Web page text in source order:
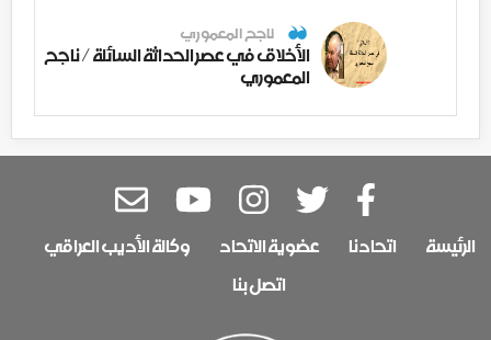
ناجح المعموري
الأخلاق في عصر الحداثة السائلة / ناجح
المعموري
الرئيسة اتحادنا عضوية الاتحاد
وكالة الأديب العراقي
اتصل بنا